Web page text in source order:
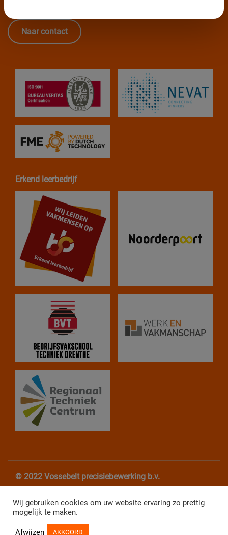
Wij gebruiken cookies om uw website ervaring zo prettig
mogelijk te maken.
Afwijzen AKKOORD
Naar contact
Erkend leerbedrijf
© 2022 Vossebelt precisiebewerking b.v.
Algemene Voorwaarden
Privacy verklaring